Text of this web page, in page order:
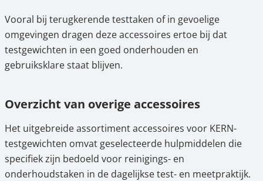
Vooral bij terugkerende testtaken of in gevoelige
omgevingen dragen deze accessoires ertoe bij dat
testgewichten in een goed onderhouden en
gebruiksklare staat blijven.
Overzicht van overige accessoires
Het uitgebreide assortiment accessoires voor KERN-
testgewichten omvat geselecteerde hulpmiddelen die
specifiek zijn bedoeld voor reinigings- en
onderhoudstaken in de dagelijkse test- en meetpraktijk.